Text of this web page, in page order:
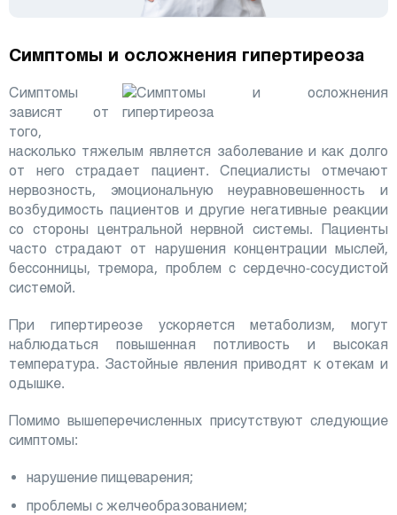
Симптомы и осложнения гипертиреоза
Симптомы
зависят от
того,
насколько тяжелым является заболевание и как долго
от него страдает пациент. Специалисты отмечают
нервозность, эмоциональную неуравновешенность и
возбудимость пациентов и другие негативные реакции
со стороны центральной нервной системы. Пациенты
часто страдают от нарушения концентрации мыслей,
бессонницы, тремора, проблем с сердечно-сосудистой
системой.
При гипертиреозе ускоряется метаболизм, могут
наблюдаться повышенная потливость и высокая
температура. Застойные явления приводят к отекам и
одышке.
Помимо вышеперечисленных присутствуют следующие
симптомы:
нарушение пищеварения;
проблемы с желчеобразованием;